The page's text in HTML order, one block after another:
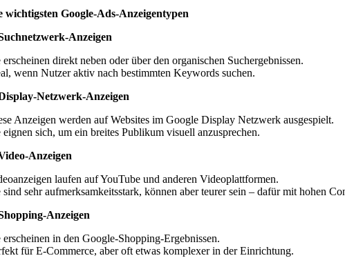
wichtigsten Google-Ads-Anzeigentypen
Anzeigen
erscheinen direkt neben oder über den organischen Suchergebnissen.
wenn Nutzer aktiv nach bestimmten Keywords suchen.
Netzwerk-Anzeigen
Anzeigen werden auf Websites im Google Display Netzwerk ausgespielt.
eignen sich, um ein breites Publikum visuell anzusprechen.
Anzeigen
laufen auf YouTube und anderen Videoplattformen.
sind sehr aufmerksamkeitsstark, können aber teurer sein – dafür mit hohen
Anzeigen
erscheinen in den Google-Shopping-Ergebnissen.
für E-Commerce, aber oft etwas komplexer in der Einrichtung.